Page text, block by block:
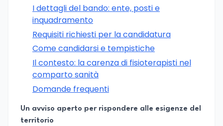
I dettagli del bando: ente, posti e
inquadramento
Requisiti richiesti per la candidatura
Come candidarsi e tempistiche
Il contesto: la carenza di fisioterapisti nel
comparto sanità
Domande frequenti
Un avviso aperto per rispondere alle esigenze del
territorio